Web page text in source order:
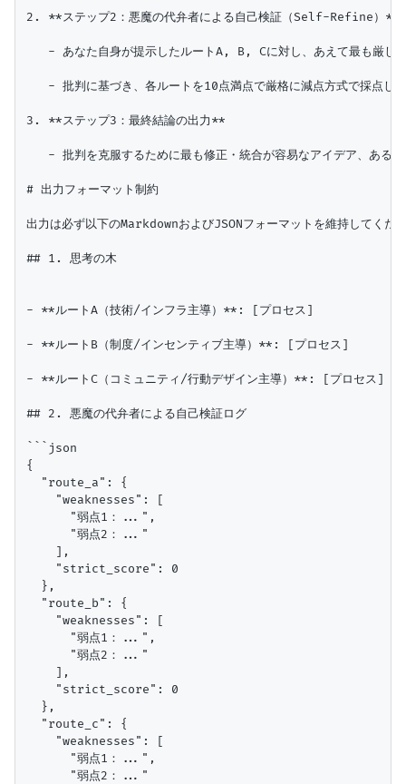
2. **ステップ2：悪魔の代弁者による自己検証（Self-Refine）**
- あなた自身が提示したルートA, B, Cに対し、あえて最も厳しい
- 批判に基づき、各ルートを10点満点で厳格に減点方式で採点し
3. **ステップ3：最終結論の出力**
- 批判を克服するために最も修正・統合が容易なアイデア、ある
# 出力フォーマット制約
出力は必ず以下のMarkdownおよびJSONフォーマットを維持してくだ
## 1. 思考の木
- **ルートA（技術/インフラ主導）**: [プロセス]
- **ルートB（制度/インセンティブ主導）**: [プロセス]
- **ルートC（コミュニティ/行動デザイン主導）**: [プロセス]
## 2. 悪魔の代弁者による自己検証ログ
```json
{
  "route_a": {
    "weaknesses": [
      "弱点1：...",
      "弱点2：..."
    ],
    "strict_score": 0
  },
  "route_b": {
    "weaknesses": [
      "弱点1：...",
      "弱点2：..."
    ],
    "strict_score": 0
  },
  "route_c": {
    "weaknesses": [
      "弱点1：...",
      "弱点2：..."